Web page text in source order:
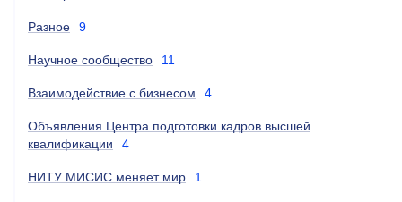
Разное 9
Научное сообщество 11
Взаимодействие с бизнесом 4
Объявления Центра подготовки кадров высшей
квалификации
4
НИТУ МИСИС меняет мир 1